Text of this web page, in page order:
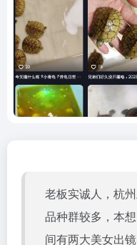
老板实诚人，杭
品种群较多，本
间有两大美女出镜